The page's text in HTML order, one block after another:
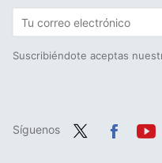
Suscribiéndote aceptas
Síguenos